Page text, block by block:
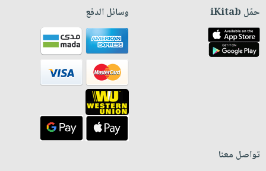
حمّل iKitab وسائل الدفع
تواصل معنا